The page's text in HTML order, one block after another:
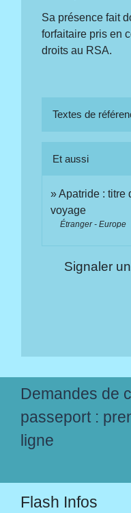
Sa présence fait
forfaitaire pris en
droits au RSA.
Textes de
Et aussi
Apatride : titre
voyage
Étranger - Europe
Signaler
Demandes de
passeport :
ligne
Flash Infos